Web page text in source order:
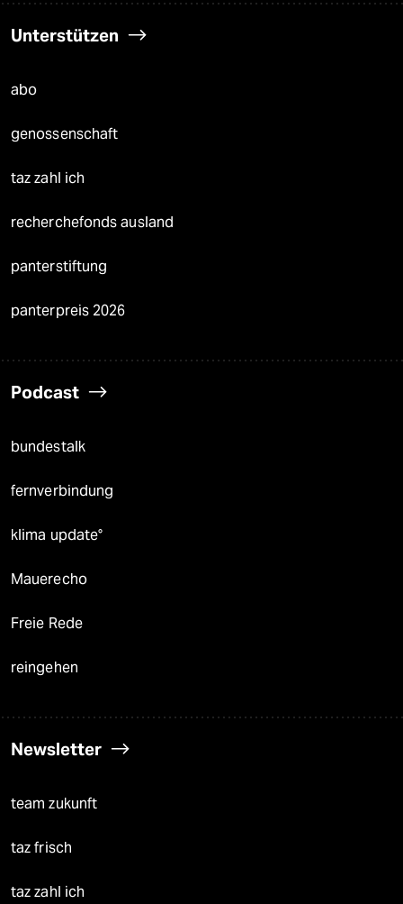
Unterstützen
abo
genossenschaft
taz zahl ich
recherchefonds ausland
panterstiftung
panterpreis 2026
Podcast
bundestalk
fernverbindung
klima update°
Mauerecho
Freie Rede
reingehen
Newsletter
team zukunft
taz frisch
taz zahl ich